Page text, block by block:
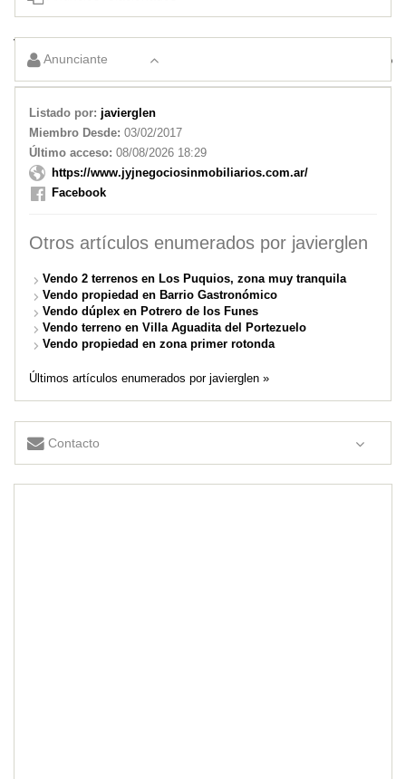
Vendo casa en zona norte. Apta para crédito
Vendo casa en Barrio Eusebio Castaño
Anunciante
Listado por: javierglen
Miembro Desde: 03/02/2017
Último acceso: 08/08/2026 18:29
https://www.jyjnegociosinmobiliarios.com.ar/
Facebook
Otros artículos enumerados por javierglen
Vendo 2 terrenos en Los Puquios, zona muy tranquila
Vendo propiedad en Barrio Gastronómico
Vendo dúplex en Potrero de los Funes
Vendo terreno en Villa Aguadita del Portezuelo
Vendo propiedad en zona primer rotonda
Últimos artículos enumerados por javierglen »
Contacto